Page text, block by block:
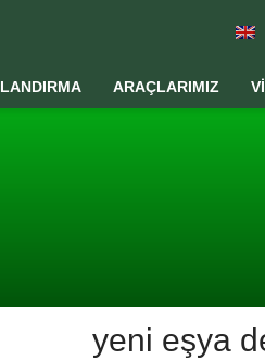
ARAÇLARIMIZ
yeni eşya